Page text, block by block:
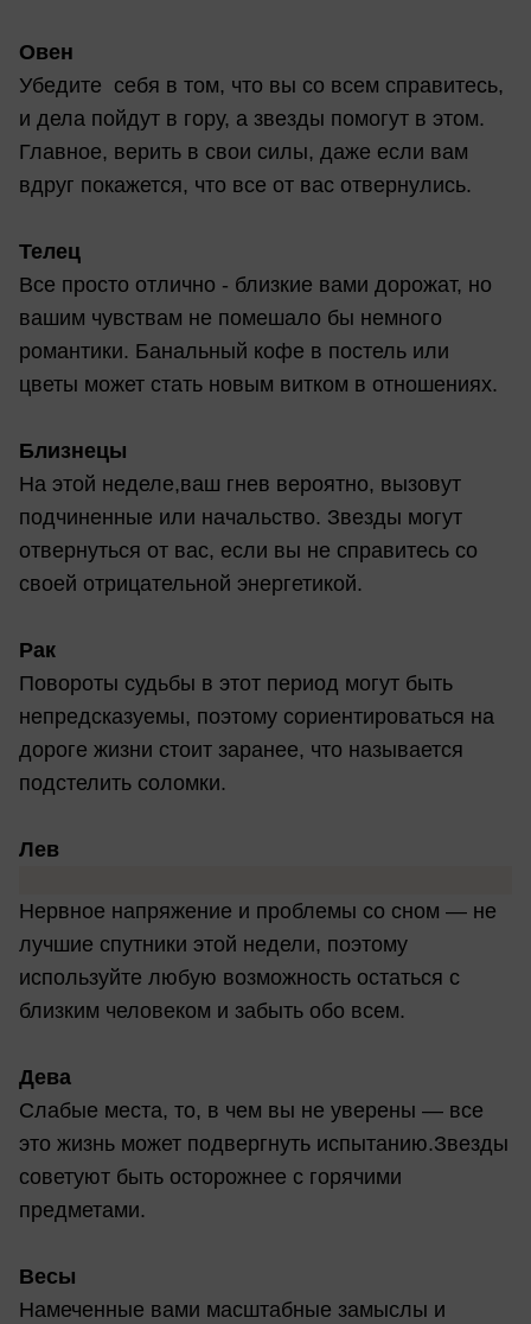
Овен
Убедите себя в том, что вы со всем справитесь,
и дела пойдут в гору, а звезды помогут в этом.
Главное, верить в свои силы, даже если вам
вдруг покажется, что все от вас отвернулись.
Телец
Все просто отлично - близкие вами дорожат, но
вашим чувствам не помешало бы немного
романтики. Банальный кофе в постель или
цветы может стать новым витком в отношениях.
Близнецы
На этой неделе,ваш гнев вероятно, вызовут
подчиненные или начальство. Звезды могут
отвернуться от вас, если вы не справитесь со
своей отрицательной энергетикой.
Рак
Повороты судьбы в этот период могут быть
непредсказуемы, поэтому сориентироваться на
дороге жизни стоит заранее, что называется
подстелить соломки.
Лев
Нервное напряжение и проблемы со сном — не
лучшие спутники этой недели, поэтому
используйте любую возможность остаться с
близким человеком и забыть обо всем.
Дева
Слабые места, то, в чем вы не уверены — все
это жизнь может подвергнуть испытанию.Звезды
советуют быть осторожнее с горячими
предметами.
Весы
Намеченные вами масштабные замыслы и